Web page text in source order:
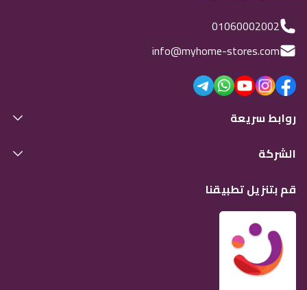
01060002002
info@myhome-stores.com
روابط سريعة
الشركة
قم بتنزيل تطبيقنا